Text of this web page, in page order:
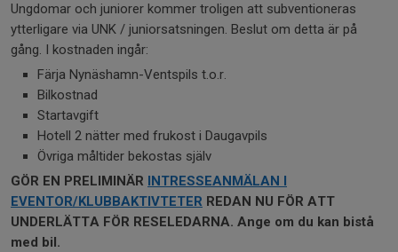
Ungdomar och juniorer kommer troligen att subventioneras
ytterligare via UNK / juniorsatsningen. Beslut om detta är på
gång. I kostnaden ingår:
Färja Nynäshamn-Ventspils t.o.r.
Bilkostnad
Startavgift
Hotell 2 nätter med frukost i Daugavpils
Övriga måltider bekostas själv
GÖR EN PRELIMINÄR
INTRESSEANMÄLAN I
EVENTOR/KLUBBAKTIVTETER REDAN NU FÖR ATT
UNDERLÄTTA FÖR RESELEDARNA. Ange om du kan bistå
med bil.